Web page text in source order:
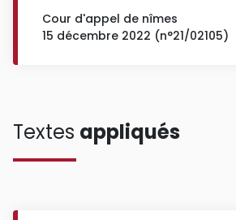
Cour d'appel de nîmes
15 décembre 2022 (n°21/02105)
Textes appliqués